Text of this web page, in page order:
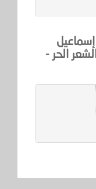
الحر -